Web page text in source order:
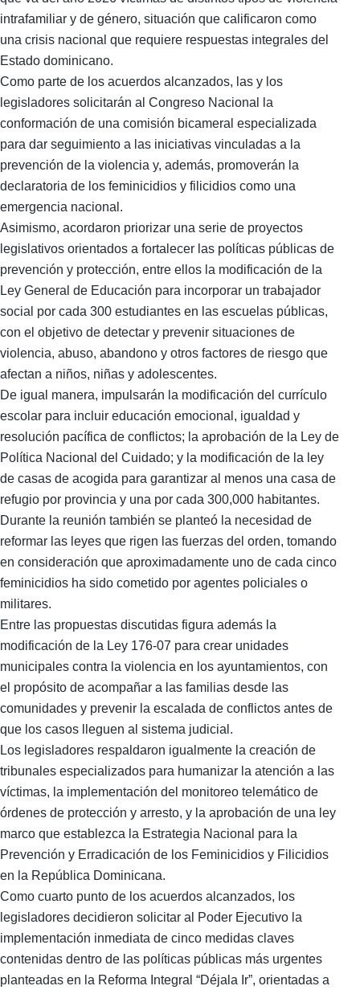
intrafamiliar y de género, situación que calificaron como
una crisis nacional que requiere respuestas integrales del
Estado dominicano.
Como parte de los acuerdos alcanzados, las y los
legisladores solicitarán al Congreso Nacional la
conformación de una comisión bicameral especializada
para dar seguimiento a las iniciativas vinculadas a la
prevención de la violencia y, además, promoverán la
declaratoria de los feminicidios y filicidios como una
emergencia nacional.
Asimismo, acordaron priorizar una serie de proyectos
legislativos orientados a fortalecer las políticas públicas de
prevención y protección, entre ellos la modificación de la
Ley General de Educación para incorporar un trabajador
social por cada 300 estudiantes en las escuelas públicas,
con el objetivo de detectar y prevenir situaciones de
violencia, abuso, abandono y otros factores de riesgo que
afectan a niños, niñas y adolescentes.
De igual manera, impulsarán la modificación del currículo
escolar para incluir educación emocional, igualdad y
resolución pacífica de conflictos; la aprobación de la Ley de
Política Nacional del Cuidado; y la modificación de la ley
de casas de acogida para garantizar al menos una casa de
refugio por provincia y una por cada 300,000 habitantes.
Durante la reunión también se planteó la necesidad de
reformar las leyes que rigen las fuerzas del orden, tomando
en consideración que aproximadamente uno de cada cinco
feminicidios ha sido cometido por agentes policiales o
militares.
Entre las propuestas discutidas figura además la
modificación de la Ley 176-07 para crear unidades
municipales contra la violencia en los ayuntamientos, con
el propósito de acompañar a las familias desde las
comunidades y prevenir la escalada de conflictos antes de
que los casos lleguen al sistema judicial.
Los legisladores respaldaron igualmente la creación de
tribunales especializados para humanizar la atención a las
víctimas, la implementación del monitoreo telemático de
órdenes de protección y arresto, y la aprobación de una ley
marco que establezca la Estrategia Nacional para la
Prevención y Erradicación de los Feminicidios y Filicidios
en la República Dominicana.
Como cuarto punto de los acuerdos alcanzados, los
legisladores decidieron solicitar al Poder Ejecutivo la
implementación inmediata de cinco medidas claves
contenidas dentro de las políticas públicas más urgentes
planteadas en la Reforma Integral “Déjala Ir”, orientadas a